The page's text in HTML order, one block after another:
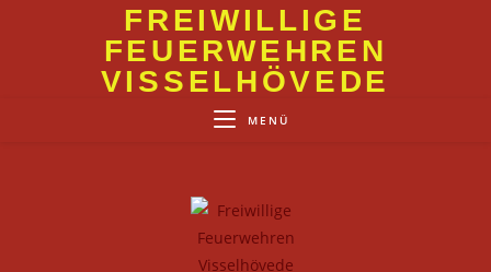
FREIWILLIGE
FEUERWEHREN
VISSELHÖVEDE
MENÜ